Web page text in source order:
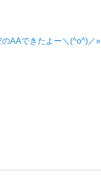
AAできたよー＼(^o^)／»